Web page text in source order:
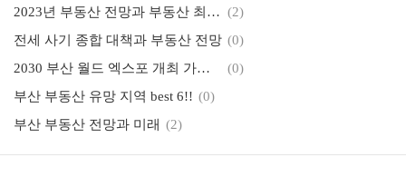
2023년 부동산 전망과 부동산 최저점 예측 (2)
전세 사기 종합 대책과 부동산 전망 (0)
2030 부산 월드 엑스포 개최 가능할까?
(0)
부산 부동산 유망 지역 best 6!! (0)
부산 부동산 전망과 미래 (2)